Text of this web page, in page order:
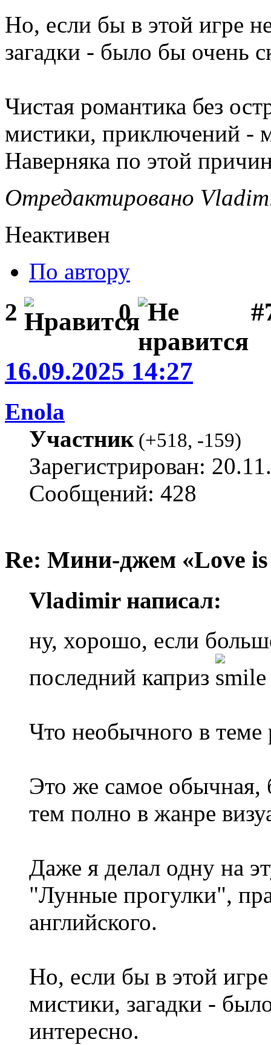
Но, если бы в этой игре
загадки - было бы очень
Чистая романтика без
мистики, приключений -
Наверняка по этой
Отредактировано
Неактивен
По автору
2 0
16.09.2025 14:27
Enola
Участник(+518, -159)
Зарегистрирован:
Сообщений: 428
Re: Мини-джем «Love is
Vladimir написал:
ну, хорошо, если
последний каприз
Что необычного в
Это же самое обычная,
тем полно в жанре
Даже я делал одну на
"Лунные прогулки",
английского.
Но, если бы в этой
мистики, загадки -
интересно.